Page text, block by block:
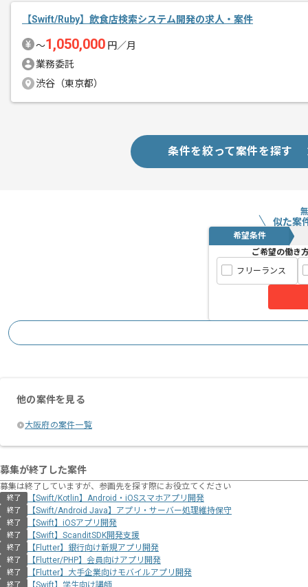
ぜひ一度、ご商談で雰囲気を掴んでい
【Swift/Ruby】飲食店検索システム開発の求人・案件
〜1,050,000 円／月
業務委託
渋谷（東京都）
条件を絞って案件を探す
似た案
希望条件
ご希望の働き
フリーランス
他の案件を見る
大阪府の案件一覧
募集が終了した案件
募集は終了していますが、参画先を探す際にお役立てください
終了 【Swift/Kotlin】Android・iOSスマホアプリ開発
終了 【Swift/Android Java】アプリ・サーバー処理維持保守
終了 【Swift】iOSアプリ開発
終了 【Swift】ScanditSDK開発支援
終了 【Flutter】銀行向け新規アプリ開発
終了 【Flutter/PHP】会員向けアプリ開発
終了 【Flutter】大手企業向けモバイルアプリ開発
終了
【Swift】学生向け講師